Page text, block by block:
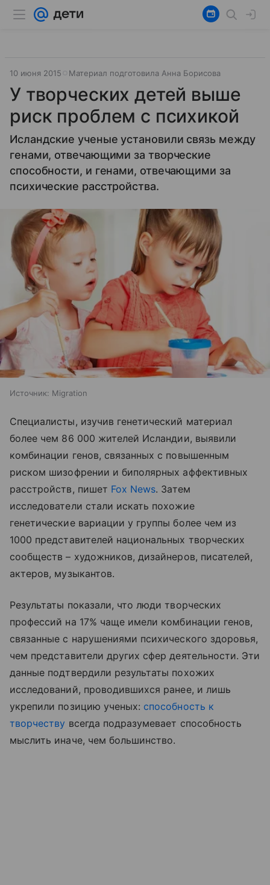
10 июня 2015 Материал подготовила Анна Борисова
У творческих детей выше
риск проблем с психикой
Исландские ученые установили связь между
генами, отвечающими за творческие
способности, и генами, отвечающими за
психические расстройства.
Источник: Migration
Специалисты, изучив генетический материал
более чем 86 000 жителей Исландии, выявили
комбинации генов, связанных с повышенным
риском шизофрении и биполярных аффективных
расстройств, пишет Fox News. Затем
исследователи стали искать похожие
генетические вариации у группы более чем из
1000 представителей национальных творческих
сообществ – художников, дизайнеров, писателей,
актеров, музыкантов.
Результаты показали, что люди творческих
профессий на 17% чаще имели комбинации генов,
связанные с нарушениями психического здоровья,
чем представители других сфер деятельности. Эти
данные подтвердили результаты похожих
исследований, проводившихся ранее, и лишь
укрепили позицию ученых: способность к
творчеству всегда подразумевает способность
мыслить иначе, чем большинство.